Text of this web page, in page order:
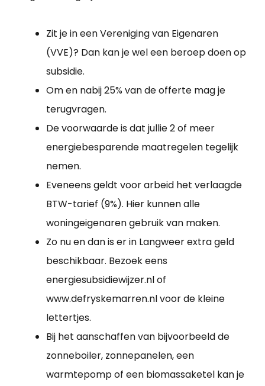
Zit je in een Vereniging van Eigenaren
(VVE)? Dan kan je wel een beroep doen op
subsidie.
Om en nabij 25% van de offerte mag je
terugvragen.
De voorwaarde is dat jullie 2 of meer
energiebesparende maatregelen tegelijk
nemen.
Eveneens geldt voor arbeid het verlaagde
BTW-tarief (9%). Hier kunnen alle
woningeigenaren gebruik van maken.
Zo nu en dan is er in Langweer extra geld
beschikbaar. Bezoek eens
energiesubsidiewijzer.nl of
www.defryskemarren.nl voor de kleine
lettertjes.
Bij het aanschaffen van bijvoorbeeld de
zonneboiler, zonnepanelen, een
warmtepomp of een biomassaketel kan je